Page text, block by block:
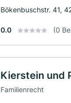
Bökenbuschstr. 41,
0.0 (0
Kierstein und
Familienrecht